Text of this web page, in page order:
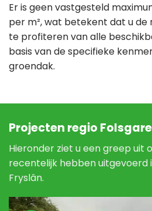
Er is geen vastgesteld
per m², wat betekent dat u
te profiteren van alle
basis van de specifieke
groendak.
Projecten regio Folsgare
Hieronder ziet u een greep uit
recentelijk hebben uitgevoerd
Fryslân.